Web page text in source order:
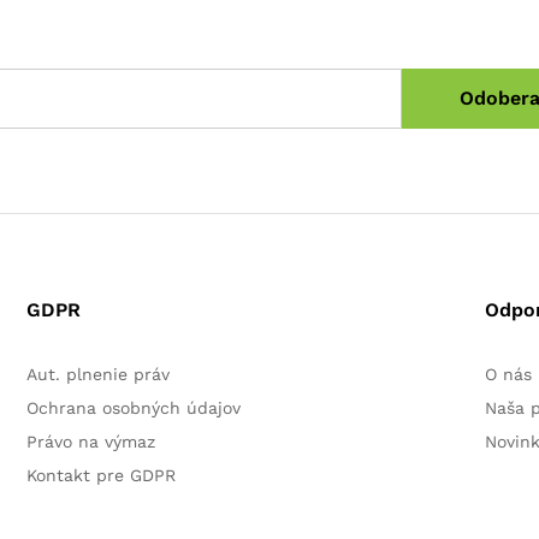
GDPR
Aut. plnenie práv
Ochrana osobných údajov
Právo na výmaz
Kontakt pre GDPR
O nás
Naša